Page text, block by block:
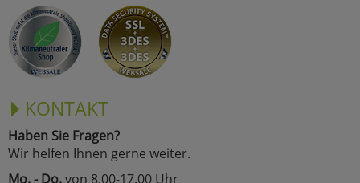
KONTAKT
Haben Sie Fragen?
Wir helfen Ihnen gerne weiter.
Mo. - Do.von 8.00-17.00 Uhr